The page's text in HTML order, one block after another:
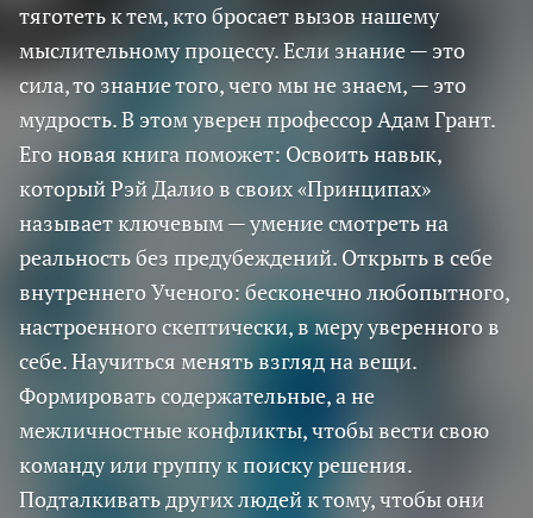
тяготеть к тем, кто бросает вызов нашему
мыслительному процессу. Если знание — это
сила, то знание того, чего мы не знаем, — это
мудрость. В этом уверен профессор Адам Грант.
Его новая книга поможет: Освоить навык,
который Рэй Далио в своих «Принципах»
называет ключевым — умение смотреть на
реальность без предубеждений. Открыть в себе
внутреннего Ученого: бесконечно любопытного,
настроенного скептически, в меру уверенного в
себе. Научиться менять взгляд на вещи.
Формировать содержательные, а не
межличностные конфликты, чтобы вести свою
команду или группу к поиску решения.
Подталкивать других людей к тому, чтобы они